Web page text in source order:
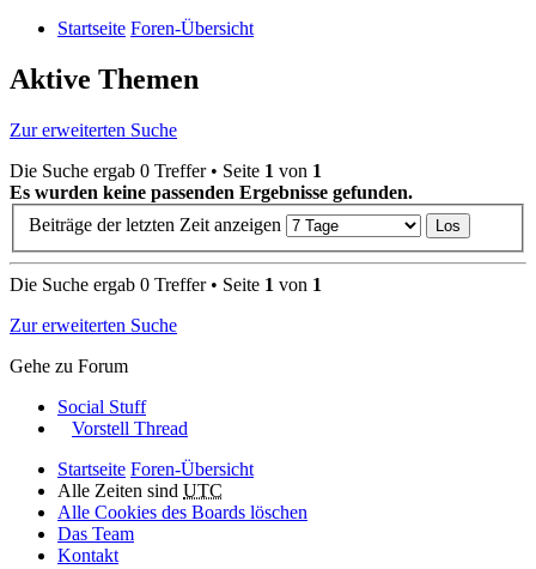
Startseite Foren-Übersicht
Aktive Themen
Zur erweiterten Suche
Die Suche ergab 0 Treffer • Seite 1 von 1
Es wurden keine passenden Ergebnisse gefunden.
Beiträge der letzten Zeit anzeigen
Die Suche ergab 0 Treffer • Seite 1 von 1
Zur erweiterten Suche
Gehe zu Forum
Social Stuff
Vorstell Thread
Startseite Foren-Übersicht
Alle Zeiten sind UTC
Alle Cookies des Boards löschen
Das Team
Kontakt